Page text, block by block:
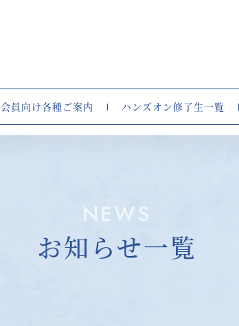
会員向け各種ご案内 ハンズオン修了生一覧
NEWS
お知らせ一覧